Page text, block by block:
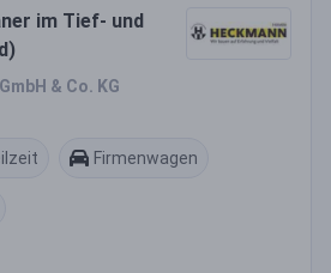
im Tief- und
& Co. KG
Firmenwagen